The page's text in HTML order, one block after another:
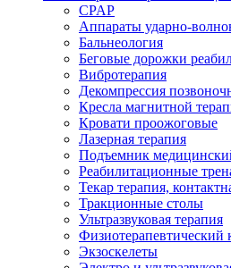
CPAP
Аппараты ударно-
Бальнеология
Беговые дорожки
Вибротерапия
Декомпрессия
Кресла магнитной
Кровати проожоговые
Лазерная терапия
Подъемник
Реабилитационные
Текар терапия,
Тракционные столы
Ультразвуковая терапия
Физиотерапевтический
Экзоскелеты